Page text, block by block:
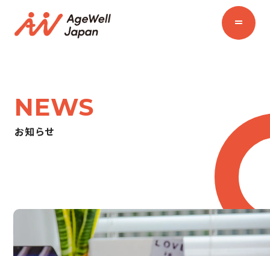
NEWS
お知らせ